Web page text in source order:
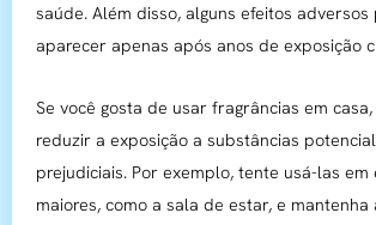
saúde. Além disso, alguns efeitos adversos
aparecer apenas após anos de exposição
Se você gosta de usar fragrâncias em
reduzir a exposição a substâncias
prejudiciais. Por exemplo, tente usá-las em
maiores, como a sala de estar, e mantenha